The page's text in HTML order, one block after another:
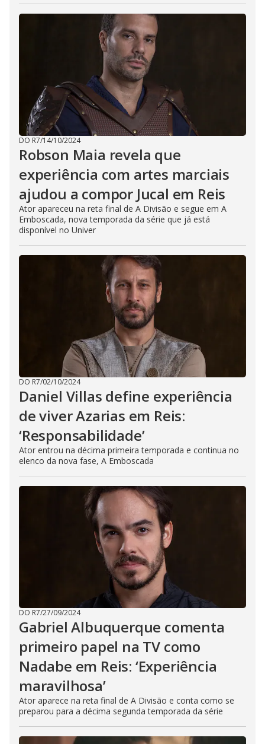
DO R7/14/10/2024
Robson Maia revela que
experiência com artes marciais
ajudou a compor Jucal em Reis
Ator apareceu na reta final de A Divisão e segue em A
Emboscada, nova temporada da série que já está
disponível no Univer
DO R7/02/10/2024
Daniel Villas define experiência
de viver Azarias em Reis:
‘Responsabilidade’
Ator entrou na décima primeira temporada e continua no
elenco da nova fase, A Emboscada
DO R7/27/09/2024
Gabriel Albuquerque comenta
primeiro papel na TV como
Nadabe em Reis: ‘Experiência
maravilhosa’
Ator aparece na reta final de A Divisão e conta como se
preparou para a décima segunda temporada da série